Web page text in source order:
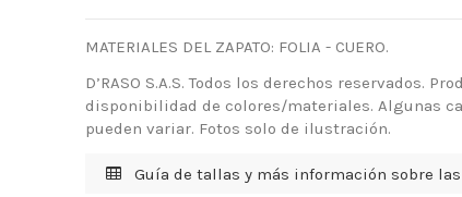
MATERIALES DEL ZAPATO: FOLIA - CUERO.
D’RASO S.A.S. Todos los derechos reservados.
disponibilidad de colores/materiales. Algunas
pueden variar. Fotos solo de ilustración.
Guía de tallas y más información sobre